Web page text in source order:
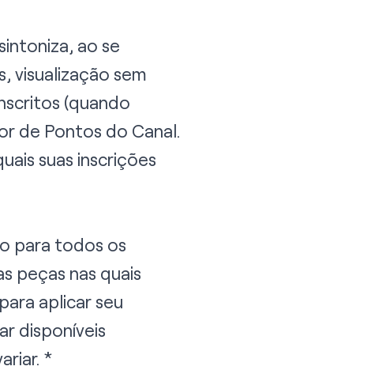
ao se
visualização sem
(quando
de Pontos do Canal.
suas inscrições
para todos os
peças nas quais
aplicar seu
disponíveis
*